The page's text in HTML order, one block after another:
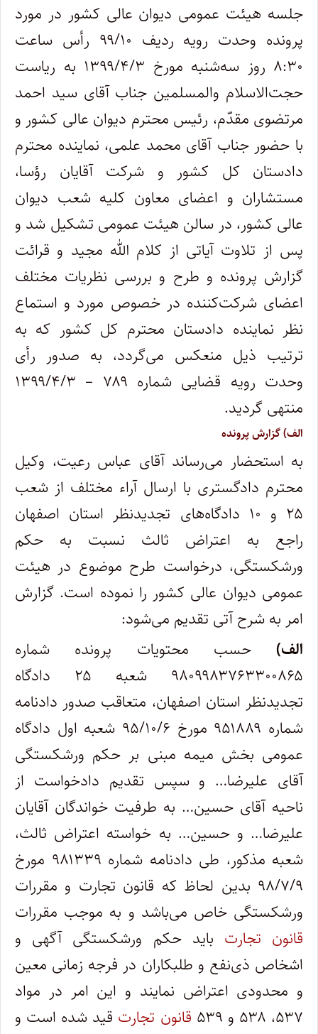
جلسه هیئت ‌عمومی دیوان عالی کشور در مورد
پرونده وحدت رویه ردیف ۹۹/۱۰ رأس ساعت
۸:۳۰ روز سه‌شنبه مورخ ۱۳۹۹/۴/۳ به ‌ریاست
حجت‌الاسلام‌ والمسلمین جناب آقای سید احمد
مرتضوی مقدّم، رئیس محترم دیوان ‌‌عالی ‌‌کشور و
با حضور جناب آقای محمد علمی، نماینده محترم
دادستان ‌کل‌ کشور و شرکت آقایان رؤسا،
مستشاران و اعضای ‌معاون کلیه شعب دیوان‌
عالی‌ کشور، در سالن هیئت‌ عمومی تشکیل شد و
پس از تلاوت آیاتی از کلام الله مجید و قرائت
گزارش ‌پرونده و طرح و بررسی نظریات مختلف
اعضای شرکت‌‌کننده در خصوص مورد و استماع
نظر نماینده دادستان محترم ‌کل‌ کشور که به
‌ترتیب‌ ذیل منعکس ‌می‌گردد، به ‌صدور رأی
وحدت‌ رویه ‌قضایی شماره ۷۸۹ – ۱۳۹۹/۴/۳
منتهی گردید.
الف) گزارش پرونده
به استحضار می‌رساند آقای عباس رعیت، وکیل
محترم دادگستری با ارسال آراء مختلف از شعب
۲۵ و ۱۰ دادگاه‌های تجدیدنظر استان اصفهان
راجع به اعتراض ثالث نسبت به حکم
ورشکستگی، درخواست طرح موضوع در هیئت
عمومی دیوان عالی کشور را نموده است. گزارش
امر به شرح آتی تقدیم می‌شود:
الف) حسب محتویات پرونده شماره
۹۸۰۹۹۸۳۷۶۳۳۰۰۸۶۵ شعبه ۲۵ دادگاه
تجدیدنظر استان اصفهان، متعاقب صدور دادنامه
شماره ۹۵۱۸۸۹ مورخ ۹۵/۱۰/۶ شعبه اول دادگاه
عمومی بخش میمه مبنی بر حکم ورشکستگی
آقای علیرضا… و سپس تقدیم دادخواست از
ناحیه آقای حسین… به طرفیت خواندگان آقایان
علیرضا… و حسین… به خواسته اعتراض ثالث،
شعبه مذکور، طی دادنامه شماره ۹۸۱۳۳۹ مورخ
۹۸/۷/۹ بدین لحاظ که قانون تجارت و مقررات
ورشکستگی خاص می‌باشد و به موجب مقررات
قانون تجارت باید حکم ورشکستگی آگهی و
اشخاص ذی‌نفع و طلبکاران در فرجه زمانی معین
و محدودی اعتراض نمایند و این امر در مواد
۵۳۷، ۵۳۸ و ۵۳۹
قانون تجارت قید شده است و